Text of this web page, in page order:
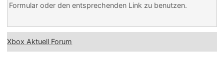
Formular oder den entsprechenden Link zu benutzen.
Xbox Aktuell Forum